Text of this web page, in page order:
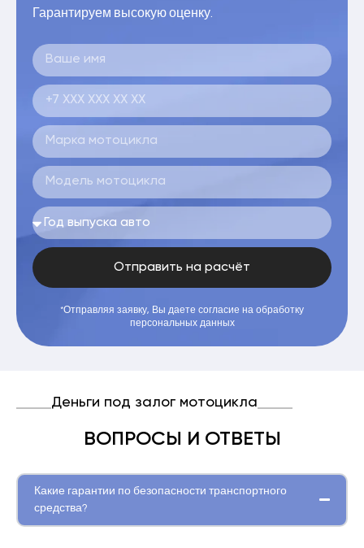
Гарантируем высокую оценку.
Отправить на расчёт
*Отправляя заявку, Вы даете согласие на обработку
персональных данных
Деньги под залог мотоцикла
ВОПРОСЫ И ОТВЕТЫ
Какие гарантии по безопасности транспортного
средства?